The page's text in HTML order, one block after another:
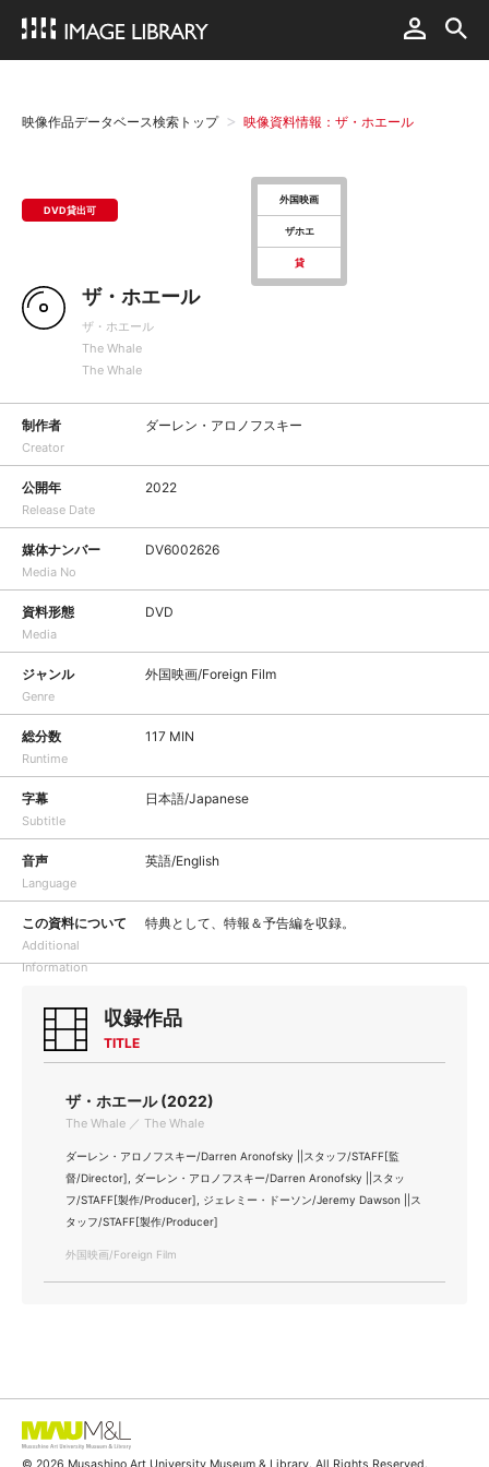
映像作品データベース検索トップ 映像資料情報：ザ・ホエール
DVD貸出可
外国映画
ザホエ
貸
ザ・ホエール
ザ・ホエール
The Whale
The Whale
制作者
Creator
ダーレン・アロノフスキー
公開年
Release Date
2022
媒体ナンバー
Media No
DV6002626
資料形態
Media
DVD
ジャンル
Genre
外国映画/Foreign Film
総分数
Runtime
117 MIN
字幕
Subtitle
日本語/Japanese
音声
Language
英語/English
この資料について
Additional
Information
特典として、特報＆予告編を収録。
収録作品
TITLE
ザ・ホエール (2022)
The Whale ／ The Whale
ダーレン・アロノフスキー/Darren Aronofsky ||スタッフ/STAFF[監
督/Director], ダーレン・アロノフスキー/Darren Aronofsky ||スタッ
フ/STAFF[製作/Producer], ジェレミー・ドーソン/Jeremy Dawson ||ス
タッフ/STAFF[製作/Producer]
外国映画/Foreign Film